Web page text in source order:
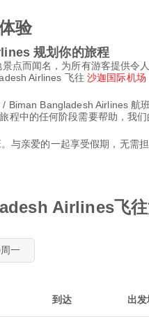
验
规划你的旅程
点而闻名，为所有游客提供
Airlines 飞往沙迦国际机场
Biman Bangladesh Airlines
程中的任何阶段需要帮助，我
与亲爱的一起享受假期，无需
Airlines飞
一
到达 出